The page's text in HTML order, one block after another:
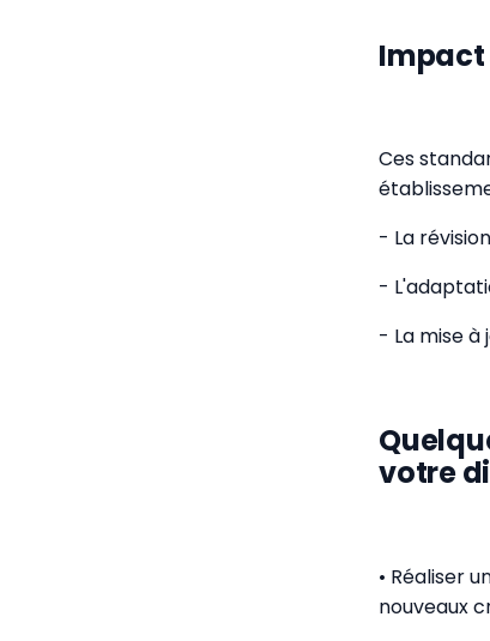
Impact
Ces
- La
-
- La mise
votre
• Réaliser
nouveaux